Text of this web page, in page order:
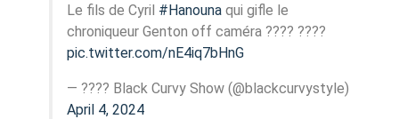
Le fils de Cyril #Hanouna qui gifle le
chroniqueur Genton off caméra ???? ????
pic.twitter.com/nE4iq7bHnG
— ???? Black Curvy Show (@blackcurvystyle)
April 4, 2024